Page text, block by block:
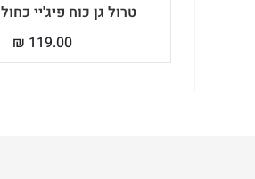
טרול גן כוח פיג'יי כחול Kal Gav
₪ 119.00